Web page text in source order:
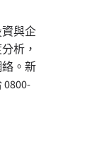
與企
析，
。新